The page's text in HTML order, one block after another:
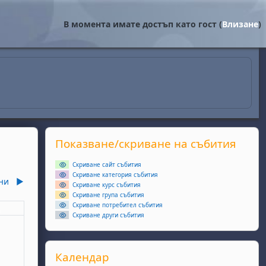
В момента имате достъп като гост (Влизане)
▶︎
2 майнеделя, 3 май
Supplementary blocks
Прескочи Показване/скриване на събития
Показване/скриване на събития
Скриване сайт събития
Скриване категория събития
Скриване курс събития
Скриване група събития
Скриване потребител събития
Скриване други събития
Прескочи Календар
Календар